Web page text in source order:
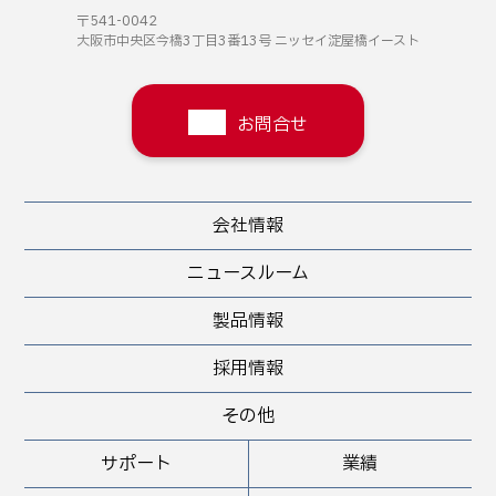
〒541-0042
大阪市中央区今橋3丁目3番13号 ニッセイ淀屋橋イースト
お問合せ
会社情報
ニュースルーム
製品情報
サポート 業績
採用情報
その他